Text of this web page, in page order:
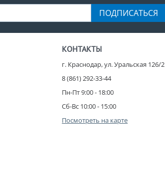
ПОДПИСАТЬСЯ
КОНТАКТЫ
г. Краснодар, ул. Уральская 126/2
8 (861) 292-33-44
Пн-Пт 9:00 - 18:00
Сб-Вс 10:00 - 15:00
Посмотреть на карте